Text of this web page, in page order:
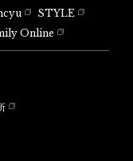
STYLE
Online